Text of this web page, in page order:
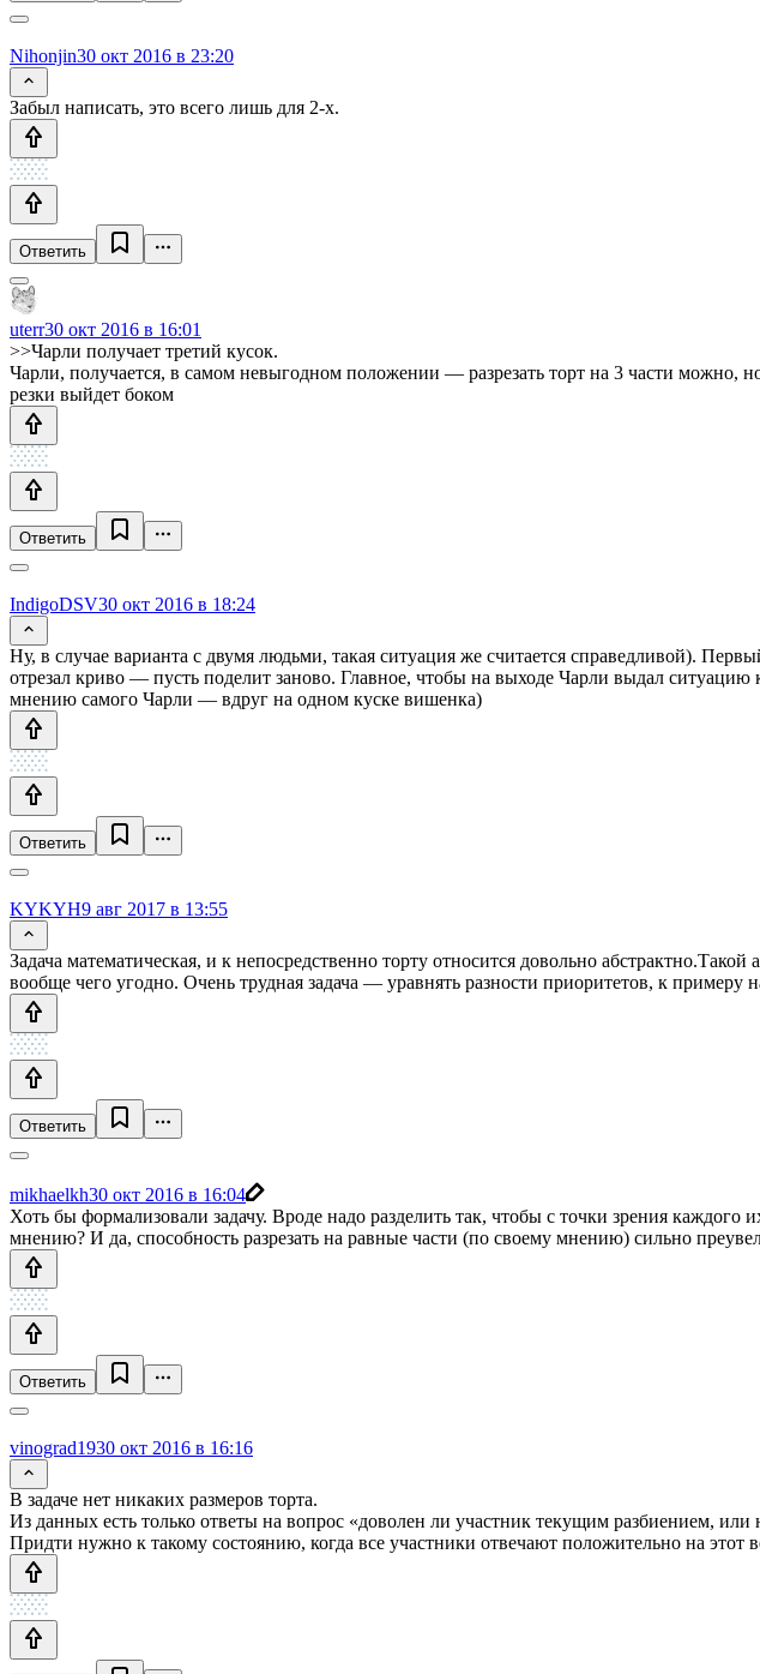
Nihonjin30 окт 2016 в 23:20
Забыл написать, это всего лишь для 2-х.
Ответить
uterr30 окт 2016 в 16:01
>>Чарли получает третий кусок.
Чарли, получается, в самом невыгодном положении — разрезать торт на 3 части можно,
резки выйдет боком
Ответить
IndigoDSV30 окт 2016 в 18:24
Ну, в случае варианта с двумя людьми, такая ситуация же считается справедливой).
отрезал криво — пусть поделит заново. Главное, чтобы на выходе Чарли выдал
мнению самого Чарли — вдруг на одном куске вишенка)
Ответить
KYKYH9 авг 2017 в 13:55
Задача математическая, и к непосредственно торту относится довольно
вообще чего угодно. Очень трудная задача — уравнять разности приоритетов, к
Ответить
mikhaelkh30 окт 2016 в 16:04
Хоть бы формализовали задачу. Вроде надо разделить так, чтобы с точки зрения
мнению? И да, способность разрезать на равные части (по своему мнению) сильно
Ответить
vinograd1930 окт 2016 в 16:16
В задаче нет никаких размеров торта.
Из данных есть только ответы на вопрос «доволен ли участник текущим разбиением,
Придти нужно к такому состоянию, когда все участники отвечают положительно на этот